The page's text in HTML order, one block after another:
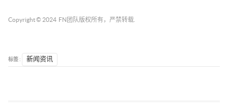
Copyright © 2024 FN团队 版权所有，严禁转载.
标签 : 新闻资讯